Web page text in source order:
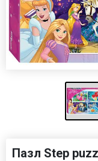
Пазл Step